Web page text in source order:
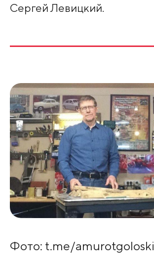
Сергей Левицкий.
Фото: t.me/amurotgoloski